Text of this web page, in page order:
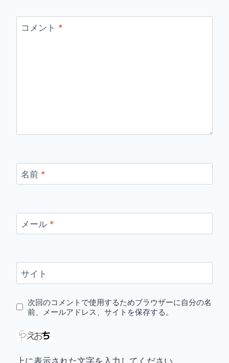
コメント *
名前 *
メール *
サイト
次回のコメントで使用するためブラウザーに自分の名
前、メールアドレス、サイトを保存する。
上に表示された文字を入力してください。